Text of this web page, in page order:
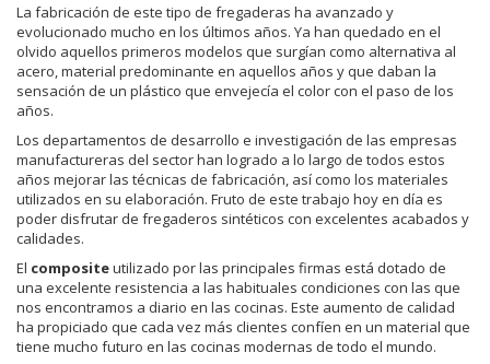
La fabricación de este tipo de fregaderas ha avanzado y
evolucionado mucho en los últimos años. Ya han quedado en el
olvido aquellos primeros modelos que surgían como alternativa al
acero, material predominante en aquellos años y que daban la
sensación de un plástico que envejecía el color con el paso de los
años.
Los departamentos de desarrollo e investigación de las empresas
manufactureras del sector han logrado a lo largo de todos estos
años mejorar las técnicas de fabricación, así como los materiales
utilizados en su elaboración. Fruto de este trabajo hoy en día es
poder disfrutar de fregaderos sintéticos con excelentes acabados y
calidades.
El compositeutilizado por las principales firmas está dotado de
una excelente resistencia a las habituales condiciones con las que
nos encontramos a diario en las cocinas. Este aumento de calidad
ha propiciado que cada vez más clientes confíen en un material que
tiene mucho futuro en las cocinas modernas de todo el mundo.